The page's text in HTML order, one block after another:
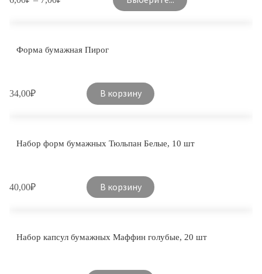
Форма бумажная Пирог
34,00₽ В корзину
Набор форм бумажных Тюльпан Белые, 10 шт
40,00₽ В корзину
Набор капсул бумажных Маффин голубые, 20 шт